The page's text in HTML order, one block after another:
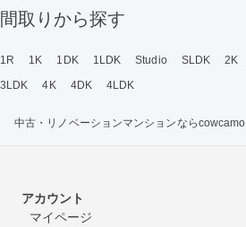
間取りから探す
1R 1K 1DK 1LDK Studio SLDK 2K
3LDK
4K 4DK 4LDK
中古・リノベーションマンションならcowcamo
アカウント
マイページ